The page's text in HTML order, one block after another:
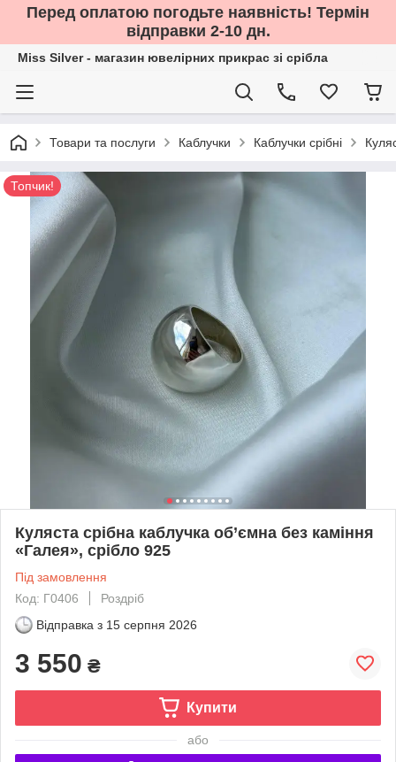
Перед оплатою погодьте наявність! Термін
відправки 2-10 дн.
Miss Silver - магазин ювелірних прикрас зі срібла
Товари та послуги Каблучки Каблучки срібні
Топчик!
Куляста срібна каблучка об’ємна без каміння
«Галея», срібло 925
Під замовлення
Код: Г0406
Роздріб
Відправка з 15 серпня 2026
3 550 ₴
Купити
або